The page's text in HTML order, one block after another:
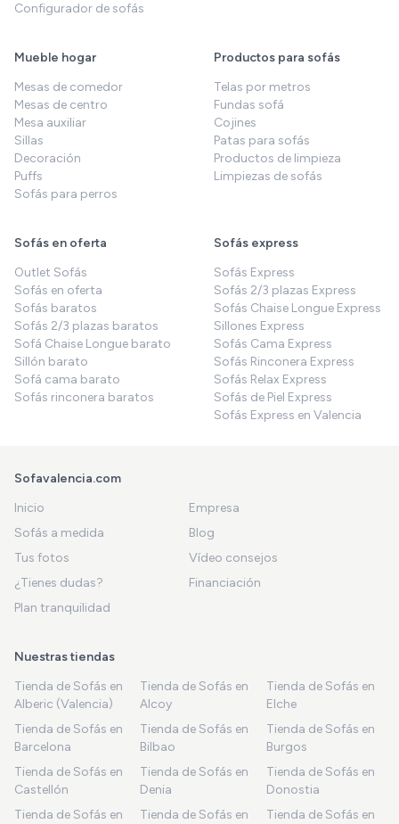
Configurador de sofás
Mueble hogar
Mesas de comedor
Mesas de centro
Mesa auxiliar
Sillas
Decoración
Puffs
Sofás para perros
Productos para sofás
Telas por metros
Fundas sofá
Cojines
Patas para sofás
Productos de limpieza
Limpiezas de sofás
Sofás en oferta
Outlet Sofás
Sofás en oferta
Sofás baratos
Sofás 2/3 plazas baratos
Sofá Chaise Longue barato
Sillón barato
Sofá cama barato
Sofás rinconera baratos
Sofás express
Sofás Express
Sofás 2/3 plazas Express
Sofás Chaise Longue Express
Sillones Express
Sofás Cama Express
Sofás Rinconera Express
Sofás Relax Express
Sofás de Piel Express
Sofás Express en Valencia
Sofavalencia.com
Inicio
Empresa
Sofás a medida
Blog
Tus fotos
Vídeo consejos
¿Tienes dudas?
Financiación
Plan tranquilidad
Nuestras tiendas
Tienda de Sofás en
Alberic (Valencia)
Tienda de Sofás en
Alcoy
Tienda de Sofás en
Elche
Tienda de Sofás en
Barcelona
Tienda de Sofás en
Bilbao
Tienda de Sofás en
Burgos
Tienda de Sofás en
Castellón
Tienda de Sofás en
Denia
Tienda de Sofás en
Donostia
Tienda de Sofás en
Tienda de Sofás en
Tienda de Sofás en